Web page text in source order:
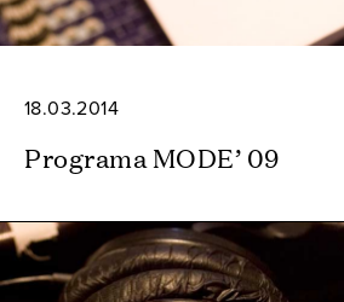
18.03.2014
Programa MODE’ 09